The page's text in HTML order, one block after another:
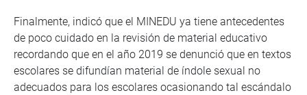
Finalmente, indicó que el MINEDU ya tiene antecedentes
de poco cuidado en la revisión de material educativo
recordando que en el año 2019 se denunció que en textos
escolares se difundían material de índole sexual no
adecuados para los escolares ocasionando tal escándalo